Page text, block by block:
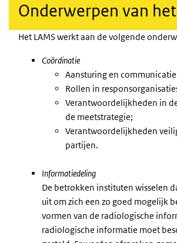
Onderwerpen van
Het LAMS werkt aan de volgende
Coördinatie
Aansturing en
Rollen in
Verantwoordelijkheden in
de meetstrategie;
Verantwoordelijkheden
partijen.
Informatiedeling
De betrokken instituten wisselen
uit om zich een zo goed mogelijk
vormen van de radiologische
radiologische informatie moet